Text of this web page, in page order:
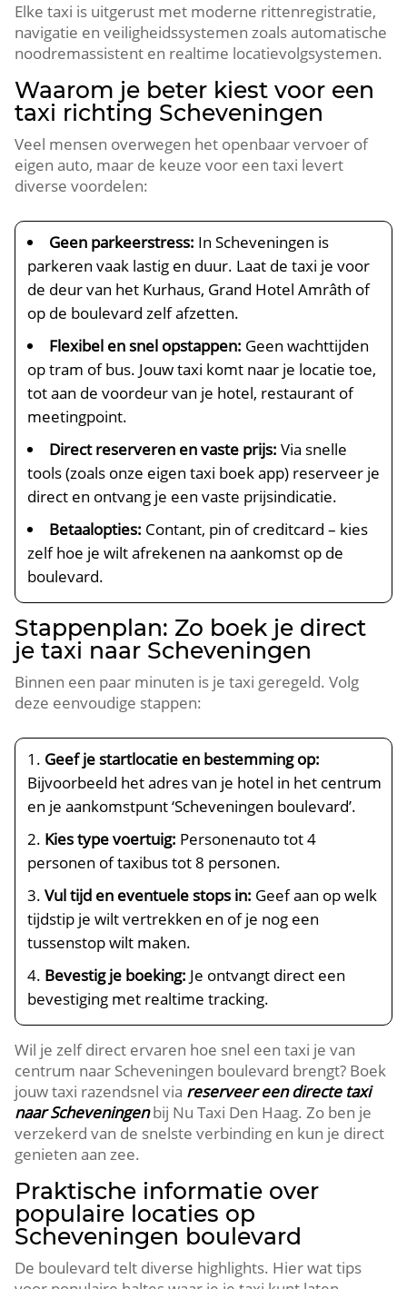
Elke taxi is uitgerust met moderne rittenregistratie,
navigatie en veiligheidssystemen zoals automatische
noodremassistent en realtime locatievolgsystemen.
Waarom je beter kiest voor een
taxi richting Scheveningen
Veel mensen overwegen het openbaar vervoer of
eigen auto, maar de keuze voor een taxi levert
diverse voordelen:
Geen parkeerstress: In Scheveningen is
parkeren vaak lastig en duur. Laat de taxi je voor
de deur van het Kurhaus, Grand Hotel Amrâth of
op de boulevard zelf afzetten.
Flexibel en snel opstappen: Geen wachttijden
op tram of bus. Jouw taxi komt naar je locatie toe,
tot aan de voordeur van je hotel, restaurant of
meetingpoint.
Direct reserveren en vaste prijs: Via snelle
tools (zoals onze eigen taxi boek app) reserveer je
direct en ontvang je een vaste prijsindicatie.
Betaalopties: Contant, pin of creditcard – kies
zelf hoe je wilt afrekenen na aankomst op de
boulevard.
Stappenplan: Zo boek je direct
je taxi naar Scheveningen
Binnen een paar minuten is je taxi geregeld. Volg
deze eenvoudige stappen:
Geef je startlocatie en bestemming op:
Bijvoorbeeld het adres van je hotel in het centrum
en je aankomstpunt ‘Scheveningen boulevard’.
Kies type voertuig: Personenauto tot 4
personen of taxibus tot 8 personen.
Vul tijd en eventuele stops in: Geef aan op welk
tijdstip je wilt vertrekken en of je nog een
tussenstop wilt maken.
Bevestig je boeking: Je ontvangt direct een
bevestiging met realtime tracking.
Wil je zelf direct ervaren hoe snel een taxi je van
centrum naar Scheveningen boulevard brengt? Boek
jouw taxi razendsnel via reserveer een directe taxi
naar Scheveningenbij Nu Taxi Den Haag. Zo ben je
verzekerd van de snelste verbinding en kun je direct
genieten aan zee.
Praktische informatie over
populaire locaties op
Scheveningen boulevard
De boulevard telt diverse highlights. Hier wat tips